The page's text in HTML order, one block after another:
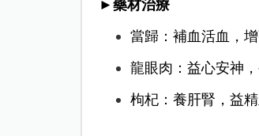
►藥材治療
當歸：補血活血，
龍眼肉：益心安神
枸杞：養肝腎，益